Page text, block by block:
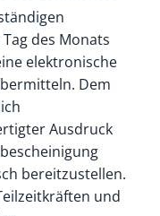
des Monats
elektronische
Dem
Ausdruck
bereitzustellen.
und